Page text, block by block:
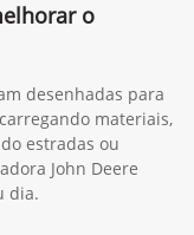
o
desenhadas para
materiais,
estradas ou
John Deere
dia.